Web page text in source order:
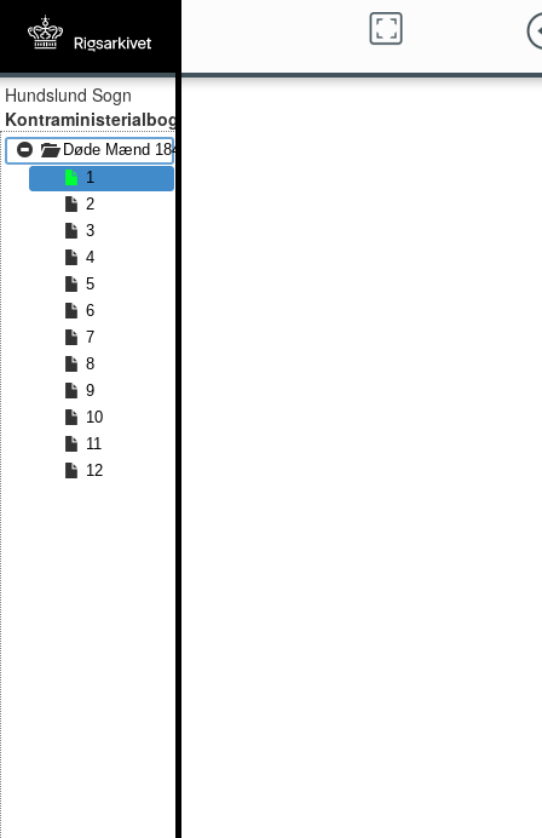
Hundslund Sogn
Kontraministerialbog
Døde Mænd 1841 - Døde Mænd 1852
1
2
3
4
5
6
7
8
9
10
11
12